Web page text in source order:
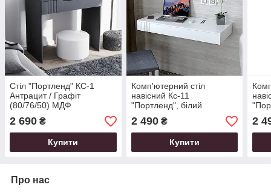
Стіл "Портленд" КС-1
Антрацит / Графіт
(80/76/50) МДФ
2 690 ₴
Купити
Комп'ютерний стіл
навісний Кс-11
"Портленд", білий
(100/17/42)
2 490₴
Купити
2
Про нас